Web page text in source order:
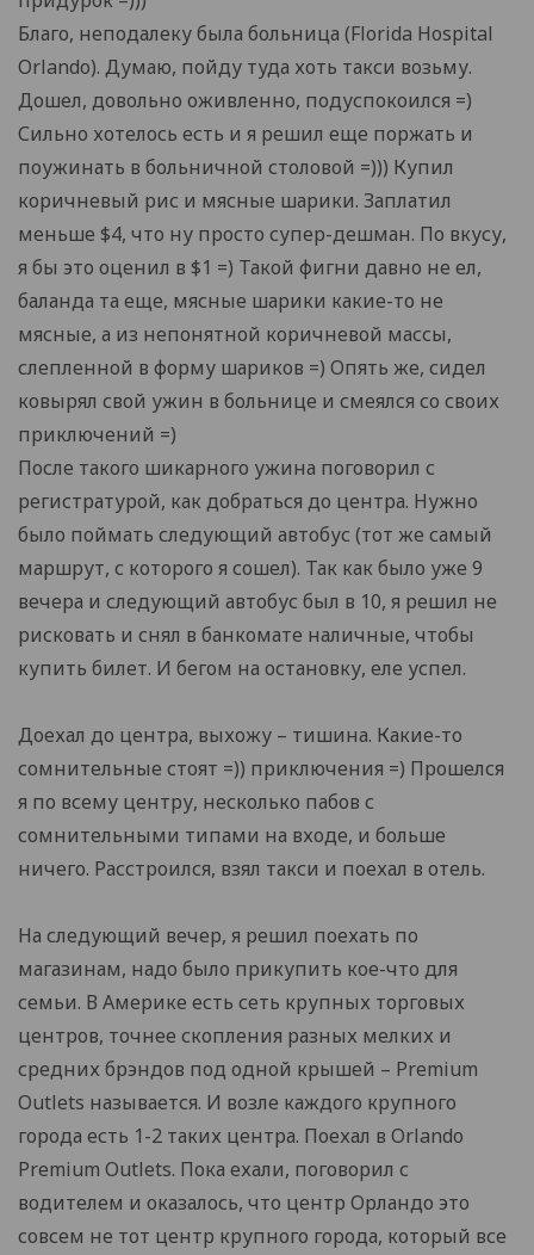
Благо, неподалеку была больница (Florida Hospital
Orlando). Думаю, пойду туда хоть такси возьму.
Дошел, довольно оживленно, подуспокоился =)
Сильно хотелось есть и я решил еще поржать и
поужинать в больничной столовой =))) Купил
коричневый рис и мясные шарики. Заплатил
меньше $4, что ну просто супер-дешман. По вкусу,
я бы это оценил в $1 =) Такой фигни давно не ел,
баланда та еще, мясные шарики какие-то не
мясные, а из непонятной коричневой массы,
слепленной в форму шариков =) Опять же, сидел
ковырял свой ужин в больнице и смеялся со своих
приключений =)
После такого шикарного ужина поговорил с
регистратурой, как добраться до центра. Нужно
было поймать следующий автобус (тот же самый
маршрут, с которого я сошел). Так как было уже 9
вечера и следующий автобус был в 10, я решил не
рисковать и снял в банкомате наличные, чтобы
купить билет. И бегом на остановку, еле успел.
Доехал до центра, выхожу – тишина. Какие-то
сомнительные стоят =)) приключения =) Прошелся
я по всему центру, несколько пабов с
сомнительными типами на входе, и больше
ничего. Расстроился, взял такси и поехал в отель.
На следующий вечер, я решил поехать по
магазинам, надо было прикупить кое-что для
семьи. В Америке есть сеть крупных торговых
центров, точнее скопления разных мелких и
средних брэндов под одной крышей – Premium
Outlets называется. И возле каждого крупного
города есть 1-2 таких центра. Поехал в Orlando
Premium Outlets. Пока ехали, поговорил с
водителем и оказалось, что центр Орландо это
совсем не тот центр крупного города, который все